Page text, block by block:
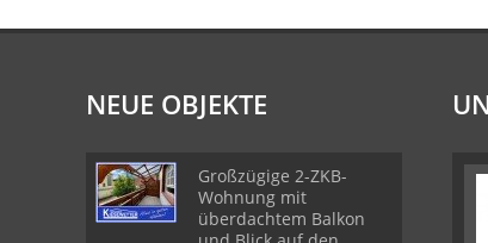
NEUE OBJEKTE
Großzügige 2-ZKB-
Wohnung mit
überdachtem Balkon